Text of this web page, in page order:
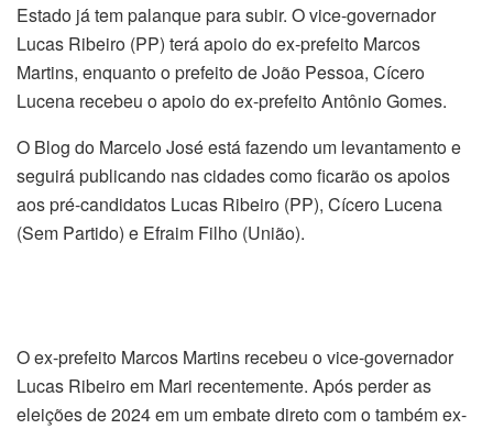
Estado já tem palanque para subir. O vice-governador
Lucas Ribeiro (PP) terá apoio do ex-prefeito Marcos
Martins, enquanto o prefeito de João Pessoa, Cícero
Lucena recebeu o apoio do ex-prefeito Antônio Gomes.
O Blog do Marcelo José está fazendo um levantamento e
seguirá publicando nas cidades como ficarão os apoios
aos pré-candidatos Lucas Ribeiro (PP), Cícero Lucena
(Sem Partido) e Efraim Filho (União).
O ex-prefeito Marcos Martins recebeu o vice-governador
Lucas Ribeiro em Mari recentemente. Após perder as
eleições de 2024 em um embate direto com o também ex-